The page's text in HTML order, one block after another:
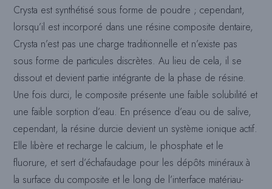
Crysta est synthétisé sous forme de poudre ; cependant,
lorsqu’il est incorporé dans une résine composite dentaire,
Crysta n’est pas une charge traditionnelle et n’existe pas
sous forme de particules discrètes. Au lieu de cela, il se
dissout et devient partie intégrante de la phase de résine.
Une fois durci, le composite présente une faible solubilité et
une faible sorption d’eau. En présence d’eau ou de salive,
cependant, la résine durcie devient un système ionique actif.
Elle libère et recharge le calcium, le phosphate et le
fluorure, et sert d’échafaudage pour les dépôts minéraux à
la surface du composite et le long de l’interface matériau-